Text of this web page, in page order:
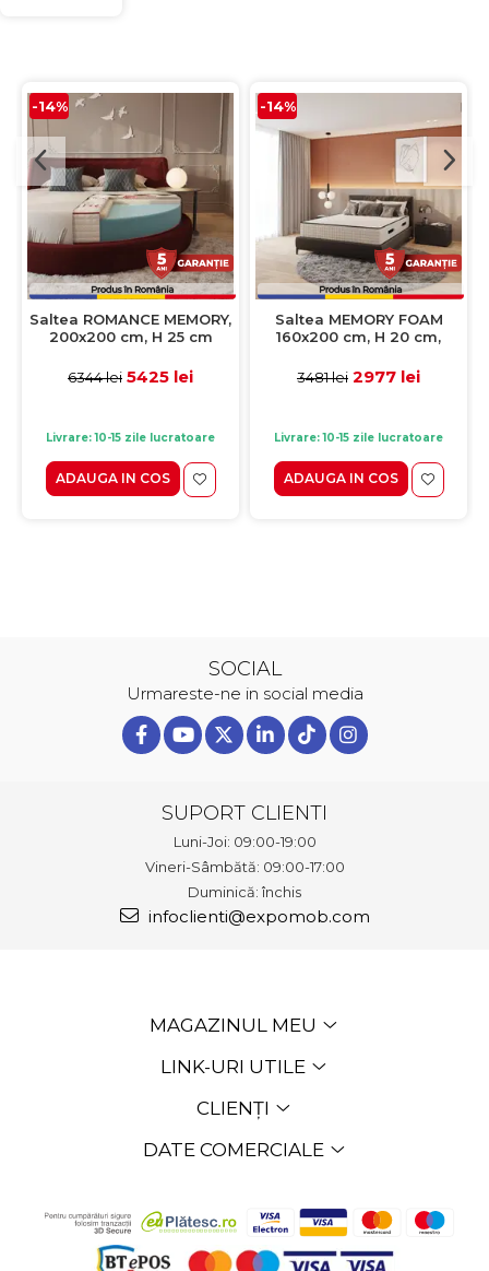
-14%
Saltea ROMANCE MEMORY,
200x200 cm, H 25 cm
6344 lei 5425 lei
Livrare: 10-15 zile lucratoare
ADAUGA IN COS
-14%
Saltea MEMORY FOAM
160x200 cm, H 20 cm,
3481 lei 2977 lei
Livrare: 10-15 zile lucratoare
ADAUGA IN COS
SOCIAL
Urmareste-ne in social media
SUPORT CLIENTI
Luni-Joi: 09:00-19:00
Vineri-Sâmbătă: 09:00-17:00
Duminică: închis
infoclienti@expomob.com
MAGAZINUL MEU
LINK-URI UTILE
CLIENȚI
DATE COMERCIALE